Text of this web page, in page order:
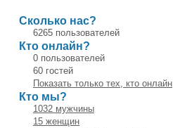
Сколько нас?
6265 пользователей
Кто онлайн?
0 пользователей
60 гостей
Показать только тех, кто онлайн
Кто мы?
1032 мужчины
15 женщин